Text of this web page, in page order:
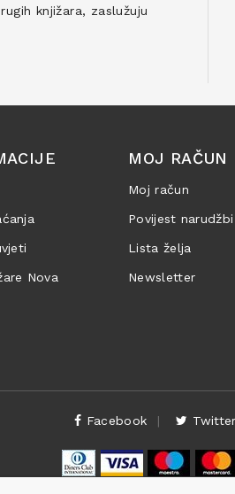
knjižara, zaslužuju
Nova
MOJ RAČUN
Moj račun
Povijest narudžbi
Lista želja
Newsletter
Facebook Twitter